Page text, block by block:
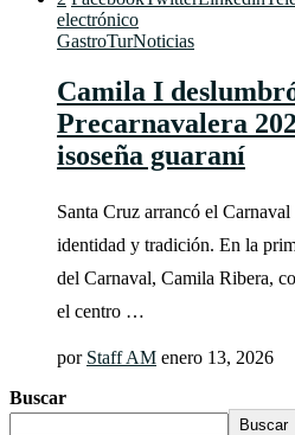
electrónico
GastroTurNoticias
Camila I
Precarnavalera
isoseña guaraní
Santa Cruz arrancó el
identidad y tradición. En la
del Carnaval, Camila Ribera,
el centro …
por Staff AM enero 13, 2026
Buscar
Buscar